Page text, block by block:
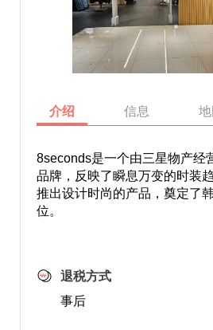
介绍 信息 地
8seconds是一个由三星物产经
品牌，反映了瞬息万变的时装
推出设计时尚的产品，奠定了
位。
退税方式
事后